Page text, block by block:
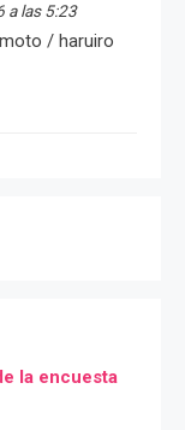
a las 5:23
/ haruiro
la encuesta